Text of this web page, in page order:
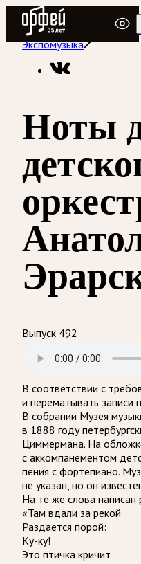
Радио Орфей
Радио классической
Экспомузыка
Ноты
Выпуск 492
В соответствии с
и перематывать записи
В собрании Музея
в 1888 году
Циммермана. На
с аккомпанементом
пения с фортепиано.
не указан, но он
На те же слова написан
«Там вдали за рекой
Раздается порой:
Ку-ку!
Это птичка кричит